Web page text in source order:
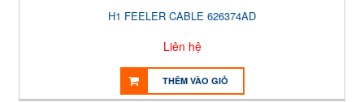
H1 FEELER CABLE 626374AD
Liên hệ
THÊM VÀO GIỎ